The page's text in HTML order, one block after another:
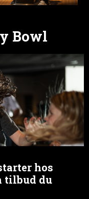
Bowl
hos
tilbud du